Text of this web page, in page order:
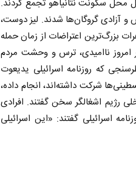
محل سکونت نتانیاهو تجمع کردند.
و آزادی گروگان‌ها شدند. لیز دوست،
بزرگ‌ترین اعتراضات از زمان حمله
ناامیدی، ترس و وحشت مردم
که روزنامه اسرائیلی یدیعوت
زمین فلسطینی‌ها شرکت داشته‌اند، انجام داده،
رژیم اشغالگر سخن گفتند. افرادی
اسرائیلی گفتند: «این اسرائیلی